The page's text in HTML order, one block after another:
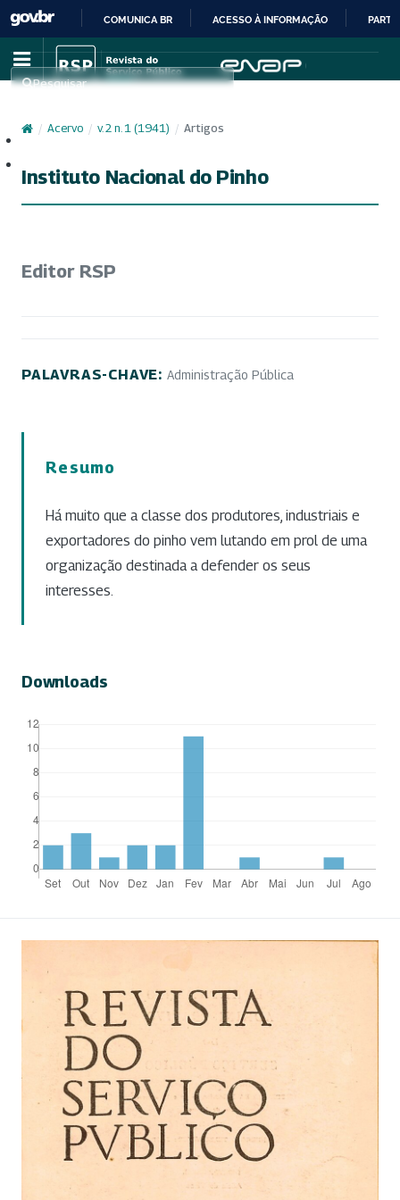
IR
PARA
CONTEÚDO
COMUNICA BR ACESSO À INFORMAÇÃO
Pesquisar
/ Acervo / v. 2 n. 1 (1941) / Artigos
Instituto Nacional do Pinho
Editor RSP
PALAVRAS-CHAVE: Administração Pública
Resumo
Há muito que a classe dos produtores, industriais e
exportadores do pinho vem lutando em prol de uma
organização destinada a defender os seus
interesses.
Downloads